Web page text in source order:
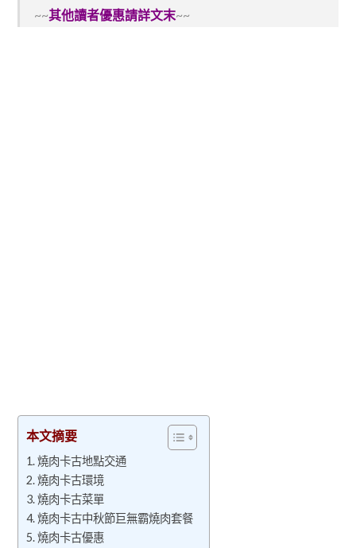
~~其他讀者優惠請詳文末~~
本文摘要
燒肉卡古地點交通
燒肉卡古環境
燒肉卡古菜單
燒肉卡古中秋節巨無霸燒肉套餐
燒肉卡古優惠